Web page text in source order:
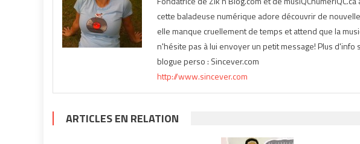
cette baladeuse numérique adore découvrir de
elle manque cruellement de temps et attend que la
n'hésite pas à lui envoyer un petit message! Plus
blogue perso : Sincever.com
http://www.sincever.com
ARTICLES EN RELATION